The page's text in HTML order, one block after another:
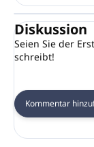
Diskussion
Seien Sie der
schreibt!
Kommentar